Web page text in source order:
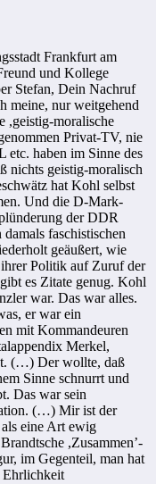
Frankfurt am
und Kollege
Stefan, Dein Nachruf
meine, nur weitgehend
,geistig-moralische
Privat-TV, nie
etc. haben im Sinne des
nichts geistig-moralisch
hat Kohl selbst
Und die D-Mark-
der DDR
faschistischen
geäußert, wie
Politik auf Zuruf der
es Zitate genug. Kohl
war. Das war alles.
er war ein
mit Kommandeuren
Merkel,
(…) Der wollte, daß
Sinne schnurrt und
Das war sein
(…) Mir ist der
eine Art ewig
,Zusammen’-
im Gegenteil, man hat
Ehrlichkeit